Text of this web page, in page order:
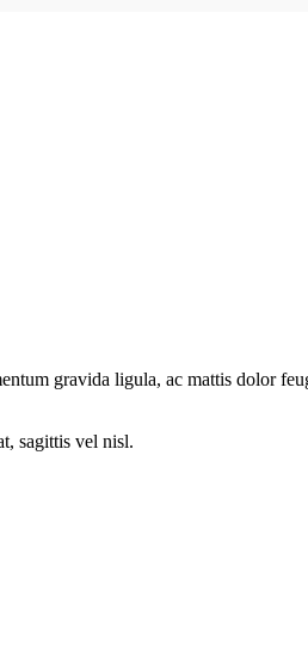
gravida ligula, ac mattis dolor
sagittis vel nisl.